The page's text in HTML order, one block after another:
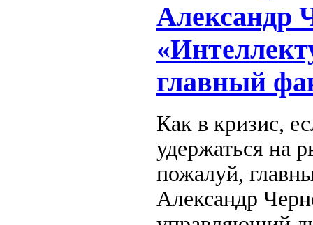
Александр
главный
Как в кризис,
удержаться на
пожалуй,
Александр